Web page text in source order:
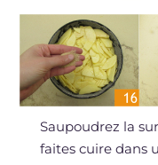
Saupoudrez la
faites cuire dans